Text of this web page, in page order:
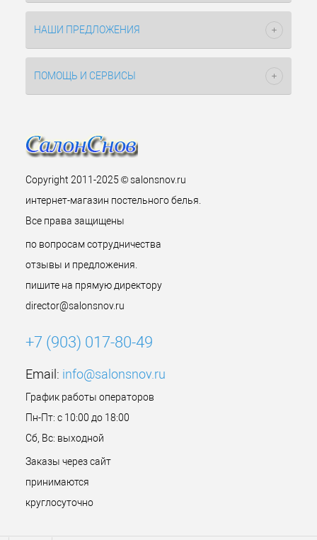
НАШИ ПРЕДЛОЖЕНИЯ
ПОМОЩЬ И СЕРВИСЫ
Copyright 2011-2025 © salonsnov.ru
интернет-магазин постельного белья.
Все права защищены
по вопросам сотрудничества
отзывы и предложения.
пишите на прямую директору
director@salonsnov.ru
+7 (903) 017-80-49
Email: info@salonsnov.ru
График работы операторов
Пн-Пт: с 10:00 до 18:00
Сб, Вс: выходной
Заказы через сайт
принимаются
круглосуточно